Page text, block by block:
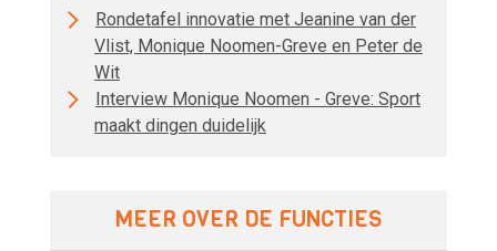
Rondetafel innovatie met Jeanine van der
Vlist, Monique Noomen-Greve en Peter de
Wit
Interview Monique Noomen - Greve: Sport
maakt dingen duidelijk
MEER OVER DE FUNCTIES